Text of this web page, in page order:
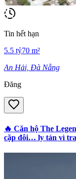
Tin hết hạn
5.5 tỷ70 m²
An Hải, Đà Nẵng
Đăng
🔥 Căn hộ The
cặp đôi… ly tán vì